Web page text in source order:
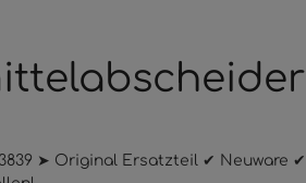
➤ Original Ersatzteil ✔ Neuware